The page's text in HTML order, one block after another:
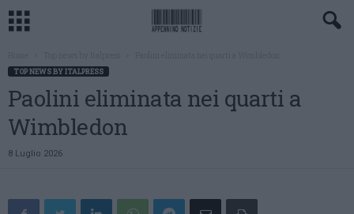
TOP NEWS BY ITALPRESS
Paolini eliminata nei quarti a
Wimbledon
8 Luglio 2026